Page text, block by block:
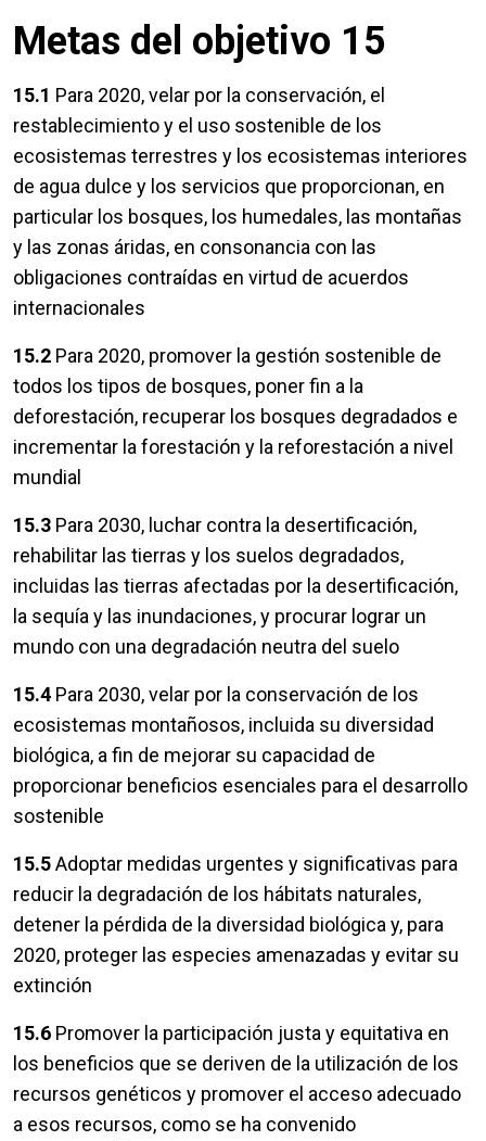
Metas del objetivo 15
15.1 Para 2020, velar por la conservación, el
restablecimiento y el uso sostenible de los
ecosistemas terrestres y los ecosistemas interiores
de agua dulce y los servicios que proporcionan, en
particular los bosques, los humedales, las montañas
y las zonas áridas, en consonancia con las
obligaciones contraídas en virtud de acuerdos
internacionales
15.2 Para 2020, promover la gestión sostenible de
todos los tipos de bosques, poner fin a la
deforestación, recuperar los bosques degradados e
incrementar la forestación y la reforestación a nivel
mundial
15.3 Para 2030, luchar contra la desertificación,
rehabilitar las tierras y los suelos degradados,
incluidas las tierras afectadas por la desertificación,
la sequía y las inundaciones, y procurar lograr un
mundo con una degradación neutra del suelo
15.4 Para 2030, velar por la conservación de los
ecosistemas montañosos, incluida su diversidad
biológica, a fin de mejorar su capacidad de
proporcionar beneficios esenciales para el desarrollo
sostenible
15.5Adoptar medidas urgentes y significativas para
reducir la degradación de los hábitats naturales,
detener la pérdida de la diversidad biológica y, para
2020, proteger las especies amenazadas y evitar su
extinción
15.6 Promover la participación justa y equitativa en
los beneficios que se deriven de la utilización de los
recursos genéticos y promover el acceso adecuado
a esos recursos, como se ha convenido